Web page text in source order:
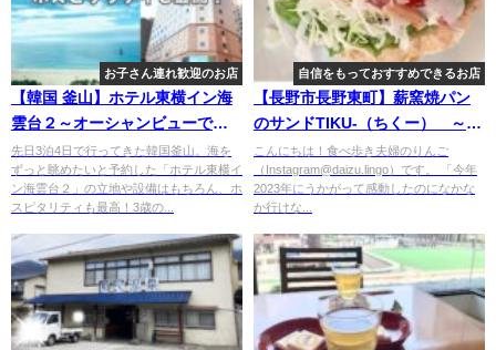
お子さん連れ歓迎のお店
【韓国 釜山】ホテル東横イン海
雲台２～オーシャンビューでも
格安！ホスピタリティも最高の
絶対リピートしたいホテル～
先日3泊4日で行ってきた韓国釜山。海を
ずっと眺めたいと予約した「ホテル東横イ
ン海雲台２」の立地や設備はもちろん、ホ
スピタリティも最高！3歳の...
自信をもっておすすめできるお店
【長野市長野東町】薪窯焼パン
のサンドTIKU-（ちくー） ～
2023年食べ歩き納め！やっぱり
売り切れ続出する人気店でした
～
こんにちは！食べ歩き夫婦のりんご
（Instagram@daizu.lingo）です。 「今年
2023年にうかがって感動したのになかな
か行けな...